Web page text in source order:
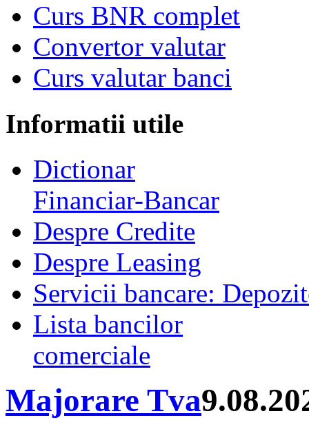
Curs BNR complet
Convertor valutar
Curs valutar banci
Informatii utile
Dictionar
Financiar-Bancar
Despre Credite
Despre Leasing
Servicii bancare:
Lista bancilor
comerciale
Majorare Tva